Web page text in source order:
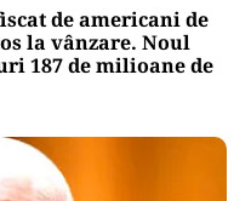
de americani de
la vânzare. Noul
187 de milioane de